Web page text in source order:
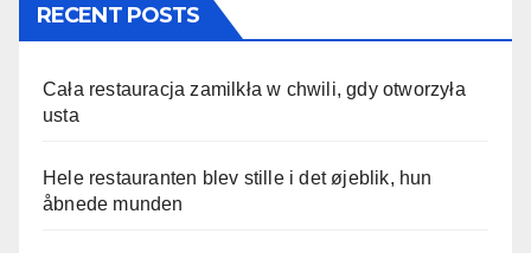
RECENT POSTS
Cała restauracja zamilkła w chwili, gdy otworzyła
usta
Hele restauranten blev stille i det øjeblik, hun
åbnede munden